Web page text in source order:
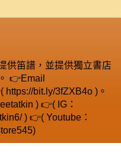
供笛譜，並提供獨立書店
👉Email
bit.ly/3fZXB4o )。
) 👉( IG：
) 👉( Youtube：